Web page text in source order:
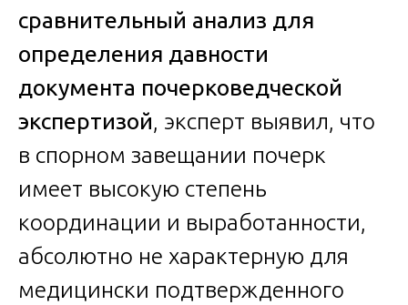
сравнительный анализ для
определения давности
документа почерковедческой
экспертизой , эксперт выявил, что
в спорном завещании почерк
имеет высокую степень
координации и выработанности,
абсолютно не характерную для
медицински подтвержденного